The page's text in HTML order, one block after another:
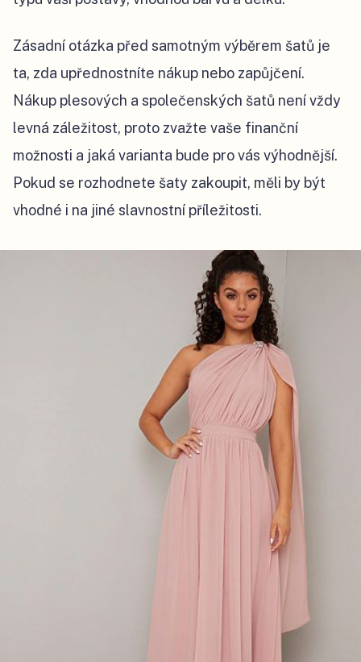
Zásadní otázka před samotným výběrem šatů je
ta, zda upřednostníte nákup nebo zapůjčení.
Nákup plesových a společenských šatů není vždy
levná záležitost, proto zvažte vaše finanční
možnosti a jaká varianta bude pro vás výhodnější.
Pokud se rozhodnete šaty zakoupit, měli by být
vhodné i na jiné slavnostní příležitosti.